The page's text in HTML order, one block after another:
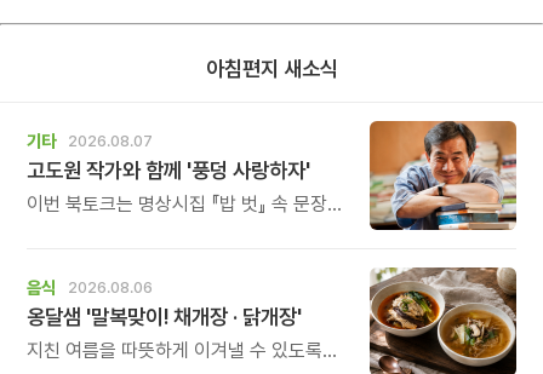
아침편지 새소식
기타 2026.08.07
고도원 작가와 함께 '풍덩 사랑하자'
이번 북토크는 명상시집 『밥 벗』 속 문장을
음식 2026.08.06
옹달샘 '말복맞이! 채개장 · 닭개장'
지친 여름을 따뜻하게 이겨낼 수 있도록